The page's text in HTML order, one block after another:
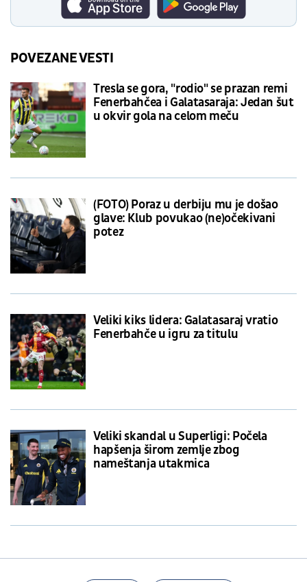
POVEZANE VESTI
Tresla se gora, "rodio" se prazan remi
Fenerbahčea i Galatasaraja: Jedan šut
u okvir gola na celom meču
(FOTO) Poraz u derbiju mu je došao
glave: Klub povukao (ne)očekivani
potez
Veliki kiks lidera: Galatasaraj vratio
Fenerbahče u igru za titulu
Veliki skandal u Superligi: Počela
hapšenja širom zemlje zbog
nameštanja utakmica